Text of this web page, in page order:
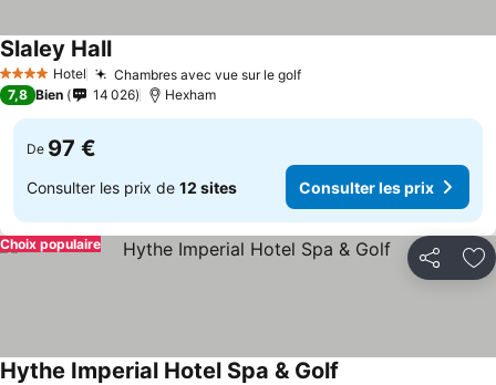
4 Étoiles Hotel Chambres avec vue sur le golf
Slaley Hall
7,8 Bien 14 026 Hexham
De 97 €
Consulter les prix de 12 sites Consulter les prix
Partager
Choix populaire
Hythe Imperial Hotel Spa & Golf